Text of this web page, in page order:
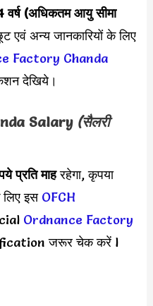
वर्ष (अधिकतम आयु सीमा
एवं अन्य जानकारियों के लिए
Factory Chanda
देखिये।
Salary (सैलरी
प्रति माहरहेगा, कृपया
इस OFCH
Ordnance Factory
जरूर चेक करें l